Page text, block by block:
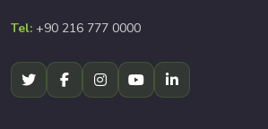
Tel: +90 216 777 0000